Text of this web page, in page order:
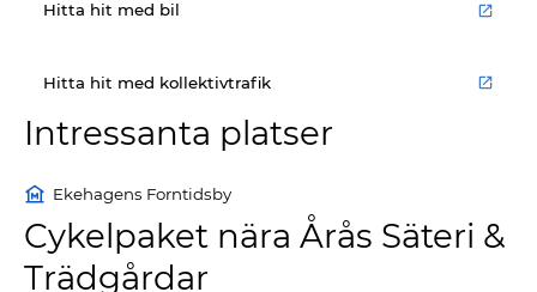
Hitta hit med bil
Hitta hit med kollektivtrafik
Intressanta platser
Ekehagens Forntidsby
Cykelpaket nära Årås Säteri &
Trädgårdar